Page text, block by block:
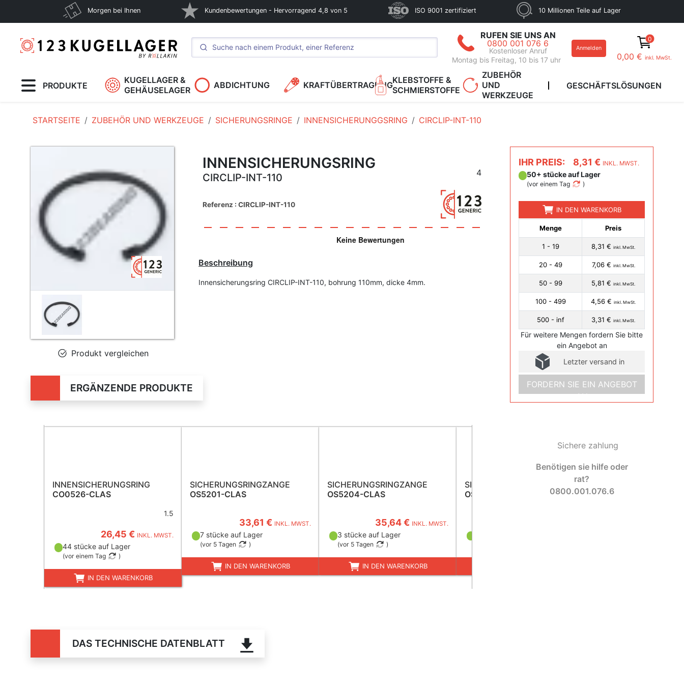
Morgen bei Ihnen Kundenbewertungen - Hervorragend 4,8 von 5 ISO 9001 zertifiziert 10 Millionen Teile auf Lager
RUFEN SIE UNS AN
0800 001 076 6
Kostenloser Anruf
Montag bis Freitag, 10 bis 17 uhr
Anmelden
0
0,00 € inkl. MwSt.
PRODUKTE
KUGELLAGER &
GEHÄUSELAGER
ABDICHTUNG KRAFTÜBERTRAGUNGKLEBSTOFFE &
SCHMIERSTOFFE
ZUBEHÖR
UND
WERKZEUGE
GESCHÄFTSLÖSUNGEN
STARTSEITE ZUBEHÖR UND WERKZEUGE SICHERUNGSRINGE INNENSICHERUNGGSRING CIRCLIP-INT-110
Produkt vergleichen
INNENSICHERUNGSRING
CIRCLIP-INT-110 4
Referenz : CIRCLIP-INT-110
Beschreibung
Innensicherungsring CIRCLIP-INT-110, bohrung 110mm, dicke 4mm.
IHR PREIS: 8,31 € INKL. MWST.
50+ stücke auf Lager
(vor einem Tag )
IN DEN WARENKORB
Menge Preis
1 - 19 8,31 € inkl. MwSt.
20 - 49 7,06 € inkl. MwSt.
50 - 99 5,81 € inkl. MwSt.
100 - 499 4,56 € inkl. MwSt.
500 - inf 3,31 € inkl. MwSt.
Für weitere Mengen fordern Sie bitte
ein Angebot an
Letzter versand in
FORDERN SIE EIN ANGEBOT
AN
Sichere zahlung
Benötigen sie hilfe oder
rat?
0800.001.076.6
ERGÄNZENDE PRODUKTE
INNENSICHERUNGSRING
CO0526-CLAS
1.5
26,45 € INKL. MWST.
44 stücke auf Lager
(vor einem Tag )
IN DEN WARENKORB
SICHERUNGSRINGZANGE
OS5201-CLAS
33,61 € INKL. MWST.
7 stücke auf Lager
(vor 5 Tagen )
IN DEN WARENKORB
SICHERUNGSRINGZANGE
OS5204-CLAS
35,64 € INKL. MWST.
3 stücke auf Lager
(vor 5 Tagen )
IN DEN WARENKORB
SICHERUNGSRINGZANGE
OS1125BL-CLAS
DAS TECHNISCHE DATENBLATT